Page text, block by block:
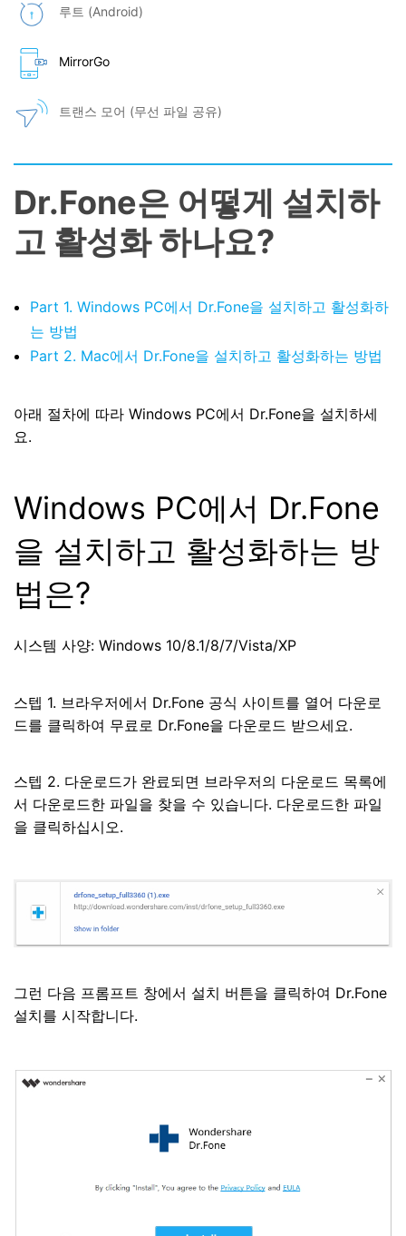
루트 (Android)
MirrorGo
트랜스 모어 (무선 파일 공유)
Dr.Fone은 어떻게 설치하
고 활성화 하나요?
Part 1. Windows PC에서 Dr.Fone을 설치하고 활성화하
는 방법
Part 2. Mac에서 Dr.Fone을 설치하고 활성화하는 방법
아래 절차에 따라 Windows PC에서 Dr.Fone을 설치하세
요.
Windows PC에서 Dr.Fone
을 설치하고 활성화하는 방
법은?
시스템 사양: Windows 10/8.1/8/7/Vista/XP
스텝 1. 브라우저에서 Dr.Fone 공식 사이트를 열어 다운로
드를 클릭하여 무료로 Dr.Fone을 다운로드 받으세요.
스텝 2. 다운로드가 완료되면 브라우저의 다운로드 목록에
서 다운로드한 파일을 찾을 수 있습니다. 다운로드한 파일
을 클릭하십시오.
그런 다음 프롬프트 창에서 설치 버튼을 클릭하여 Dr.Fone
설치를 시작합니다.